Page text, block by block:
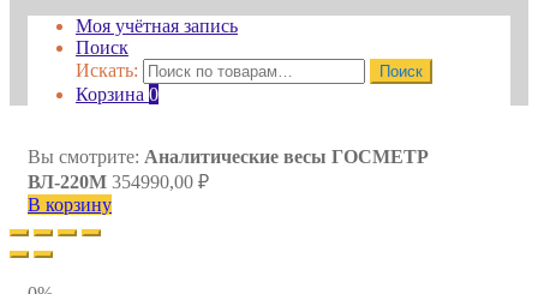
Моя учётная запись
Поиск
Искать:
Поиск
Корзина 0
Вы смотрите: Аналитические весы ГОСМЕТР
ВЛ-220М 354990,00 ₽
В корзину